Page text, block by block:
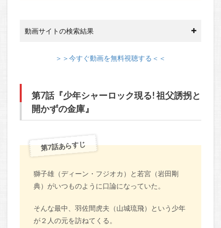
動画サイトの検索結果
＞＞今すぐ動画を無料視聴する＜＜
第7話『少年シャーロック現る! 祖父誘拐と
開かずの金庫』
第7話あらすじ
獅子雄（ディーン・フジオカ）と若宮（岩田剛
典）がいつものように口論になっていた。
そんな最中、羽佐間虎夫（山城琉飛）という少年
が２人の元を訪ねてくる。